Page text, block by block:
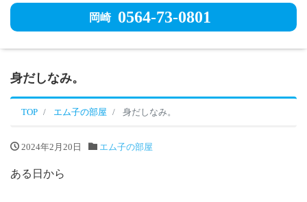
岡崎 0564-73-0801
身だしなみ。
TOP エム子の部屋 身だしなみ。
2024年2月20日 エム子の部屋
ある日から